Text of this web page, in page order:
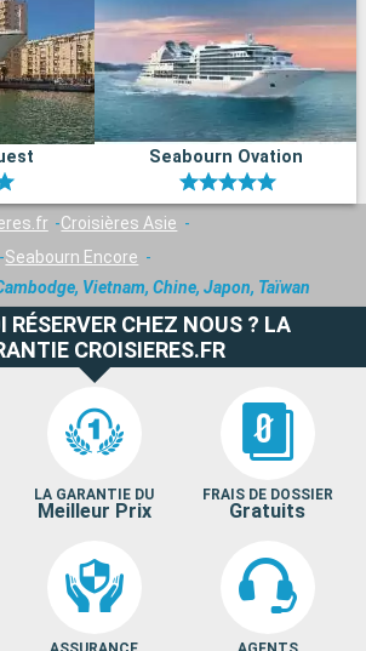
Seabourn Ovation
Croisières Asie
Seabourn Encore
Vietnam, Chine, Japon, Taïwan
RÉSERVER CHEZ NOUS ? LA
CROISIERES.FR
LA GARANTIE DU
Meilleur Prix
FRAIS DE DOSSIER
Gratuits